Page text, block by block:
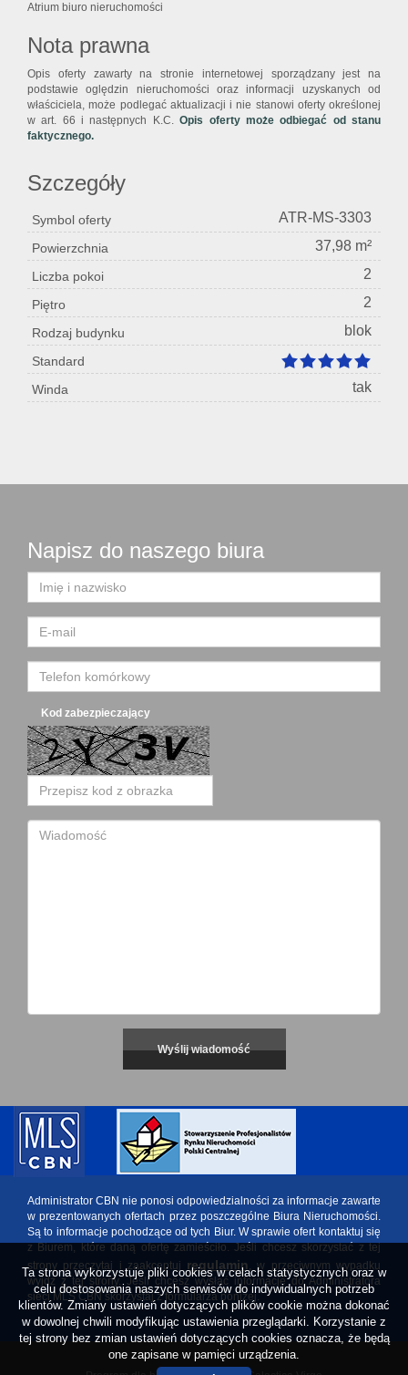
Atrium biuro nieruchomości
Nota prawna
Opis oferty zawarty na stronie internetowej sporządzany jest na
podstawie oględzin nieruchomości oraz informacji uzyskanych od
właściciela, może podlegać aktualizacji i nie stanowi oferty określonej
w art. 66 i następnych K.C.Opis oferty może odbiegać od stanu
faktycznego.
Szczegóły
Symbol oferty ATR-MS-3303
Powierzchnia 37,98 m²
Liczba pokoi 2
Piętro 2
Rodzaj budynku blok
Standard
Winda
tak
Napisz do naszego biura
Kod zabezpieczający
Administrator CBN nie ponosi odpowiedzialności za informacje zawarte
w prezentowanych ofertach przez poszczególne Biura Nieruchomości.
Są to informacje pochodzące od tych Biur. W sprawie ofert kontaktuj się
z Biurem, które daną ofertę zamieściło. Jeśli chcesz skorzystać z tej
strony przeczytaj i zaakceptuj regulamin, w przeciwnym wypadku
wyjdź z tej strony. Jeśli chcesz wysłać informację do Administratora
sieci MLS CBN skorzystaj z formularza poniżej.
Ta strona wykorzystuje pliki cookies w celach statystycznych oraz w
celu dostosowania naszych serwisów do indywidualnych potrzeb
klientów. Zmiany ustawień dotyczących plików cookie można dokonać
w dowolnej chwili modyfikując ustawienia przeglądarki. Korzystanie z
tej strony bez zmian ustawień dotyczących cookies oznacza, że będą
one zapisane w pamięci urządzenia.